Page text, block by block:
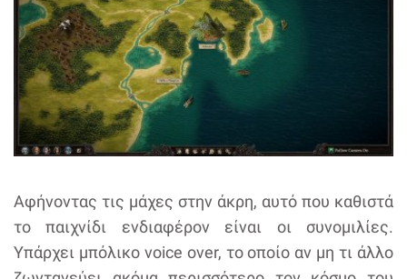
Αφήνοντας τις μάχες στην άκρη, αυτό που καθιστά
το παιχνίδι ενδιαφέρον είναι οι συνομιλίες.
Υπάρχει μπόλικο voice over, το οποίο αν μη τι άλλο